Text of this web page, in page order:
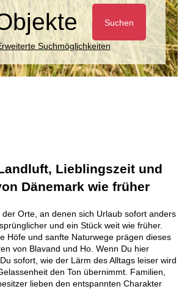
Suchen
Suchmöglichkeiten
Lieblingszeit und
Dänemark wie früher
Orte, an denen sich Urlaub sofort anders
und ein Stück weit wie früher.
Höfe und sanfte Naturwege prägen dieses
von Blavand und Ho. Wenn Du hier
sofort, wie der Lärm des Alltags leiser wird
den Ton übernimmt. Familien,
lieben den entspannten Charakter